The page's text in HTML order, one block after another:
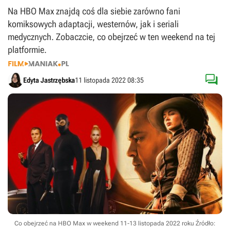
Na HBO Max znajdą coś dla siebie zarówno fani
komiksowych adaptacji, westernów, jak i seriali
medycznych. Zobaczcie, co obejrzeć w ten weekend na tej
platformie.
Edyta Jastrzębska11 listopada 2022 08:35 
Co obejrzeć na HBO Max w weekend 11-13 listopada 2022 roku Źródło: